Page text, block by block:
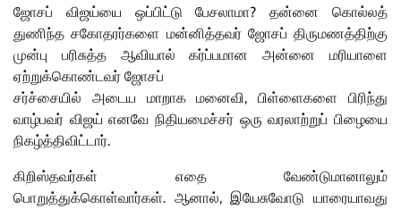
ஜோசப் விஜய்யை ஒப்பிட்டு பேசலாமா? தன்னை கொல்லத்
துணிந்த சகோதரர்களை மன்னித்தவர் ஜோசப் திருமணத்திற்கு
முன்பு பரிசுத்த ஆவியால் கர்ப்பமான அன்னை மரியாளை
ஏற்றுக்கொண்டவர் ஜோசப்
சர்ச்சையில் அடைய மாறாக மனைவி, பிள்ளைகளை பிரிந்து
வாழ்பவர் விஜய் எனவே நிதியமைச்சர் ஒரு வரலாற்றுப் பிழையை
நிகழ்த்திவிட்டார்.
கிறிஸ்தவர்கள் எதை வேண்டுமானாலும்
பொறுத்துக்கொள்வார்கள். ஆனால், இயேசுவோடு யாரையாவது